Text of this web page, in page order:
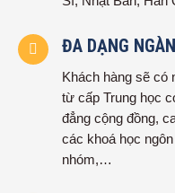
ĐA DẠNG
Khách hàng sẽ có
từ cấp Trung học
đẳng cộng đồng,
các khoá học
nhóm,…